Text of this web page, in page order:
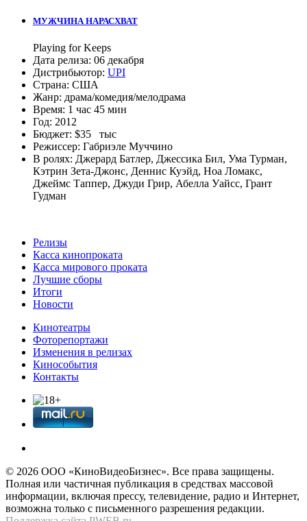
МУЖЧИНА НАРАСХВАТ
Playing for Keeps
Дата релиза: 06 декабря
Дистрибьютор: UPI
Страна: США
Жанр: драма/комедия/мелодрама
Время: 1 час 45 мин
Год: 2012
Бюджет: $35 тыс
Режиссер: Габриэле Муччино
В ролях: Джерард Батлер, Джессика Бил, Ума Турман,
Кэтрин Зета-Джонс, Деннис Куэйд, Ноа Ломакс,
Джеймс Таппер, Джуди Грир, Абелла Уайсс, Грант
Гудман
Релизы
Касса кинопроката
Касса мирового проката
Лучшие сборы
Итоги
Новости
Кинотеатры
Фоторепортажи
Изменения в релизах
Кинособытия
Контакты
© 2026 OOО «КиноВидеоБизнес». Все права защищены.
Полная или частичная публикация в средствах массовой
информации, включая прессу, телевидение, радио и Интернет,
возможна только с письменного разрешения редакции.